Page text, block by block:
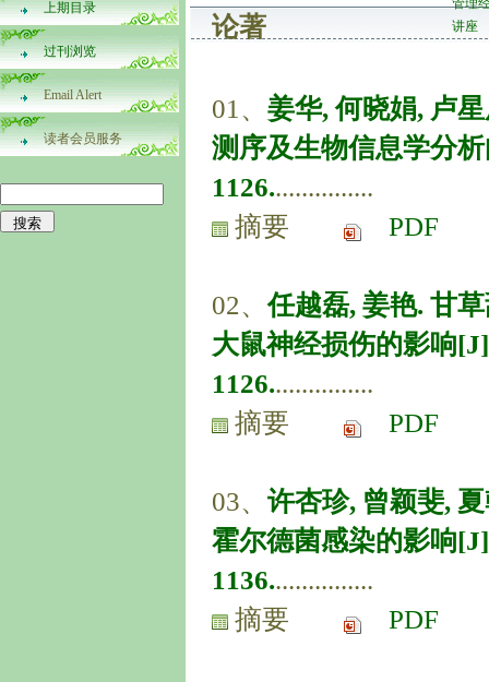
上期目录
过刊浏览
Email Alert
读者会员服务
管理
讲座
论著
01、 姜华, 何晓娟, 卢
测序及生物信息学分
1126................
摘要
PDF
02、任越磊, 姜艳. 甘
大鼠神经损伤的影响
1126................
摘要
PDF
03、 许杏珍, 曾颖斐,
霍尔德菌感染的影响
1136................
摘要
PDF